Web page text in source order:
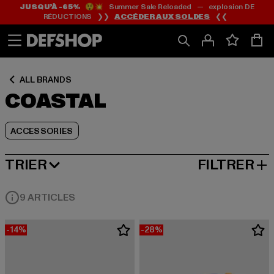
Passer
au
Passer
au
de
JUSQU’À -65%😲💥 Summer Sale Reloaded — explosion DE
RÉDUCTIONS ❯❯ACCÉDER AUX SOLDES ❮❮
ALL BRANDS
COASTAL
ACCESSORIES
Passer
au
de
TRIER
MEILLEURES VENTES FILTRER
9 ARTICLES
-14% -28%